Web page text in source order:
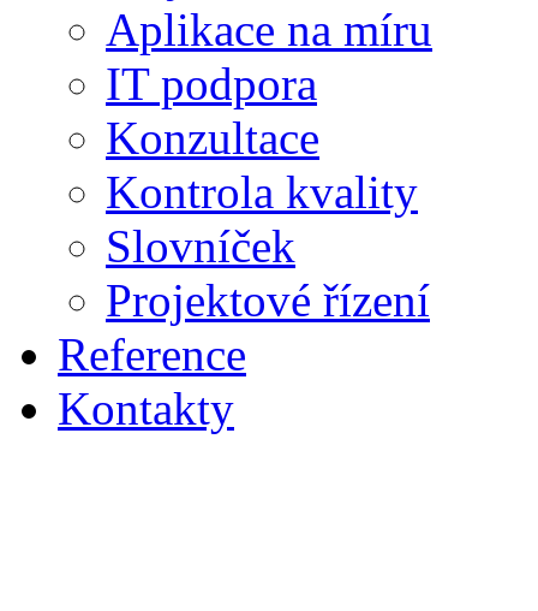
Aplikace na míru
IT podpora
Konzultace
Kontrola kvality
Slovníček
Projektové řízení
Reference
Kontakty